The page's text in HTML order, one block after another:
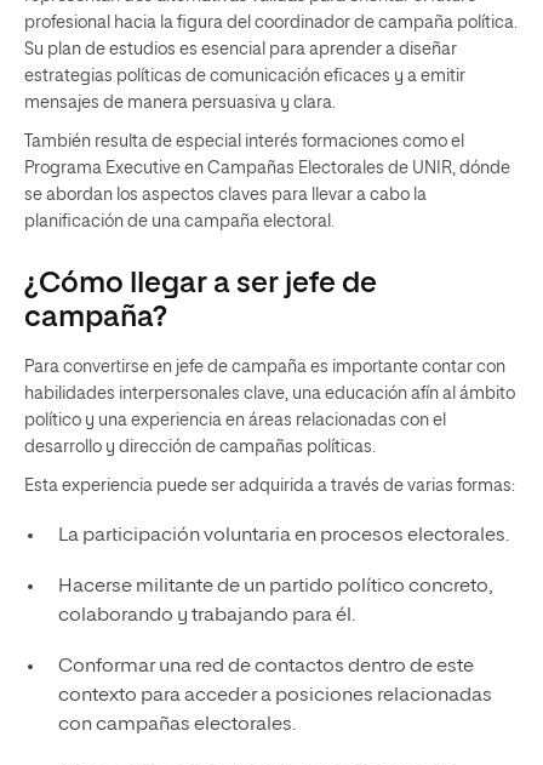
profesional hacia la figura del coordinador de campaña política.
Su plan de estudios es esencial para aprender a diseñar
estrategias políticas de comunicación eficaces y a emitir
mensajes de manera persuasiva y clara.
También resulta de especial interés formaciones como el
Programa Executive en Campañas Electorales de UNIR, dónde
se abordan los aspectos claves para llevar a cabo la
planificación de una campaña electoral.
¿Cómo llegar a ser jefe de
campaña?
Para convertirse en jefe de campaña es importante contar con
habilidades interpersonales clave, una educación afín al ámbito
político y una experiencia en áreas relacionadas con el
desarrollo y dirección de campañas políticas.
Esta experiencia puede ser adquirida a través de varias formas:
La participación voluntaria en procesos electorales.
Hacerse militante de un partido político concreto,
colaborando y trabajando para él.
Conformar una red de contactos dentro de este
contexto para acceder a posiciones relacionadas
con campañas electorales.